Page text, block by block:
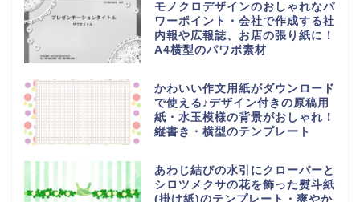
モノクロデザインのおしゃれなパ
ワーポイント・会社で作成する社
内報や広報誌、お店の張り紙に！
A4横型のパワポ素材
かわいい作文用紙がダウンロード
で使える♪デザイン付きの原稿用
紙・水玉模様の背景がおしゃれ！
縦書き・横型のテンプレート
あわじ結びの水引にクローバーと
シロツメクサの花を飾った熨斗紙
(掛け紙)のテンプレート・爽やか